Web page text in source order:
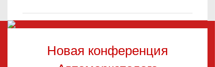
Новая конференция